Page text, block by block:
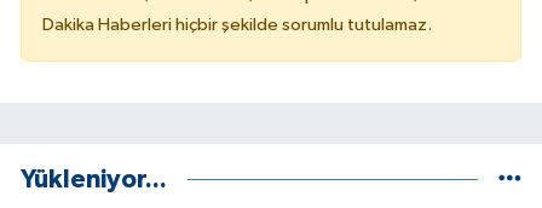
Dakika Haberleri hiçbir şekilde sorumlu tutulamaz.
Yükleniyor...